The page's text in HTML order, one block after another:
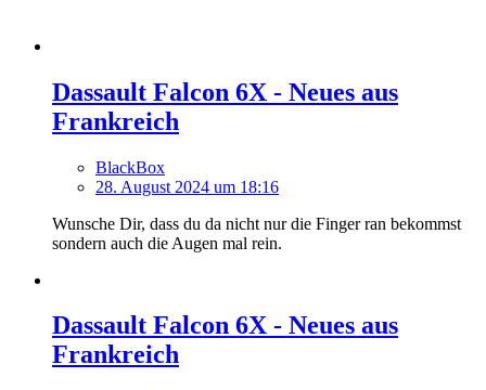
Dassault Falcon 6X - Neues aus
Frankreich
BlackBox
28. August 2024 um 18:16
Wunsche Dir, dass du da nicht nur die Finger ran bekommst
sondern auch die Augen mal rein.
Dassault Falcon 6X - Neues aus
Frankreich